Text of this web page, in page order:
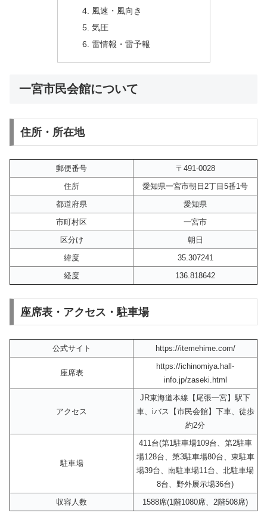
風速・風向き
気圧
雷情報・雷予報
一宮市民会館について
住所・所在地
郵便番号
〒491-0028
住所
愛知県一宮市朝日2丁目5番1号
都道府県
愛知県
市町村区
一宮市
区分け
朝日
緯度
35.307241
経度
136.818642
座席表・アクセス・駐車場
公式サイト https://itemehime.com/
座席表
https://ichinomiya.hall-
info.jp/zaseki.html
アクセス
JR東海道本線【尾張一宮】駅下
車、iバス【市民会館】下車、徒歩
約2分
駐車場
411台(第1駐車場109台、第2駐車
場128台、第3駐車場80台、東駐車
場39台、南駐車場11台、北駐車場
8台、野外展示場36台)
収容人数
1588席(1階1080席、2階508席)